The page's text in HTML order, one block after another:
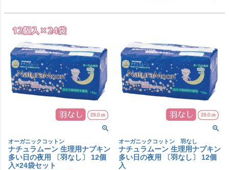
オーガニックコットン
ナチュラムーン 生理用ナプキン
多い日の夜用 〔羽なし〕 12個
入×24袋セット
オーガニックコットン 羽なし
ナチュラムーン 生理用ナプキン
多い日の夜用 〔羽なし〕 12個
入